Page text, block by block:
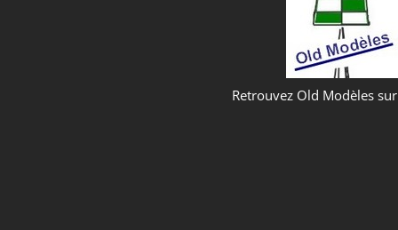
Retrouvez Old Modèles